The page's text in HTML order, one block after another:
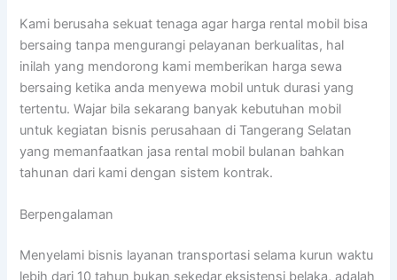
Kami berusaha sekuat tenaga agar harga rental mobil bisa
bersaing tanpa mengurangi pelayanan berkualitas, hal
inilah yang mendorong kami memberikan harga sewa
bersaing ketika anda menyewa mobil untuk durasi yang
tertentu. Wajar bila sekarang banyak kebutuhan mobil
untuk kegiatan bisnis perusahaan di Tangerang Selatan
yang memanfaatkan jasa rental mobil bulanan bahkan
tahunan dari kami dengan sistem kontrak.
Berpengalaman
Menyelami bisnis layanan transportasi selama kurun waktu
lebih dari 10 tahun bukan sekedar eksistensi belaka, adalah